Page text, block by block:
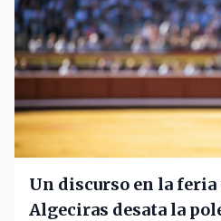
Un discurso en la
Algeciras desata la